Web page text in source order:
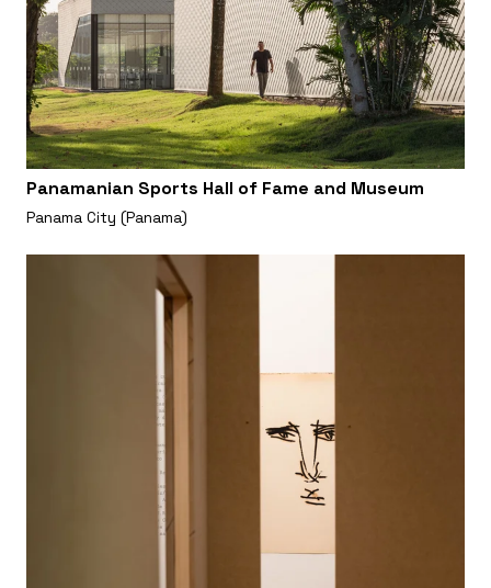
Panamanian Sports Hall of Fame and Museum
Panama City (Panama)